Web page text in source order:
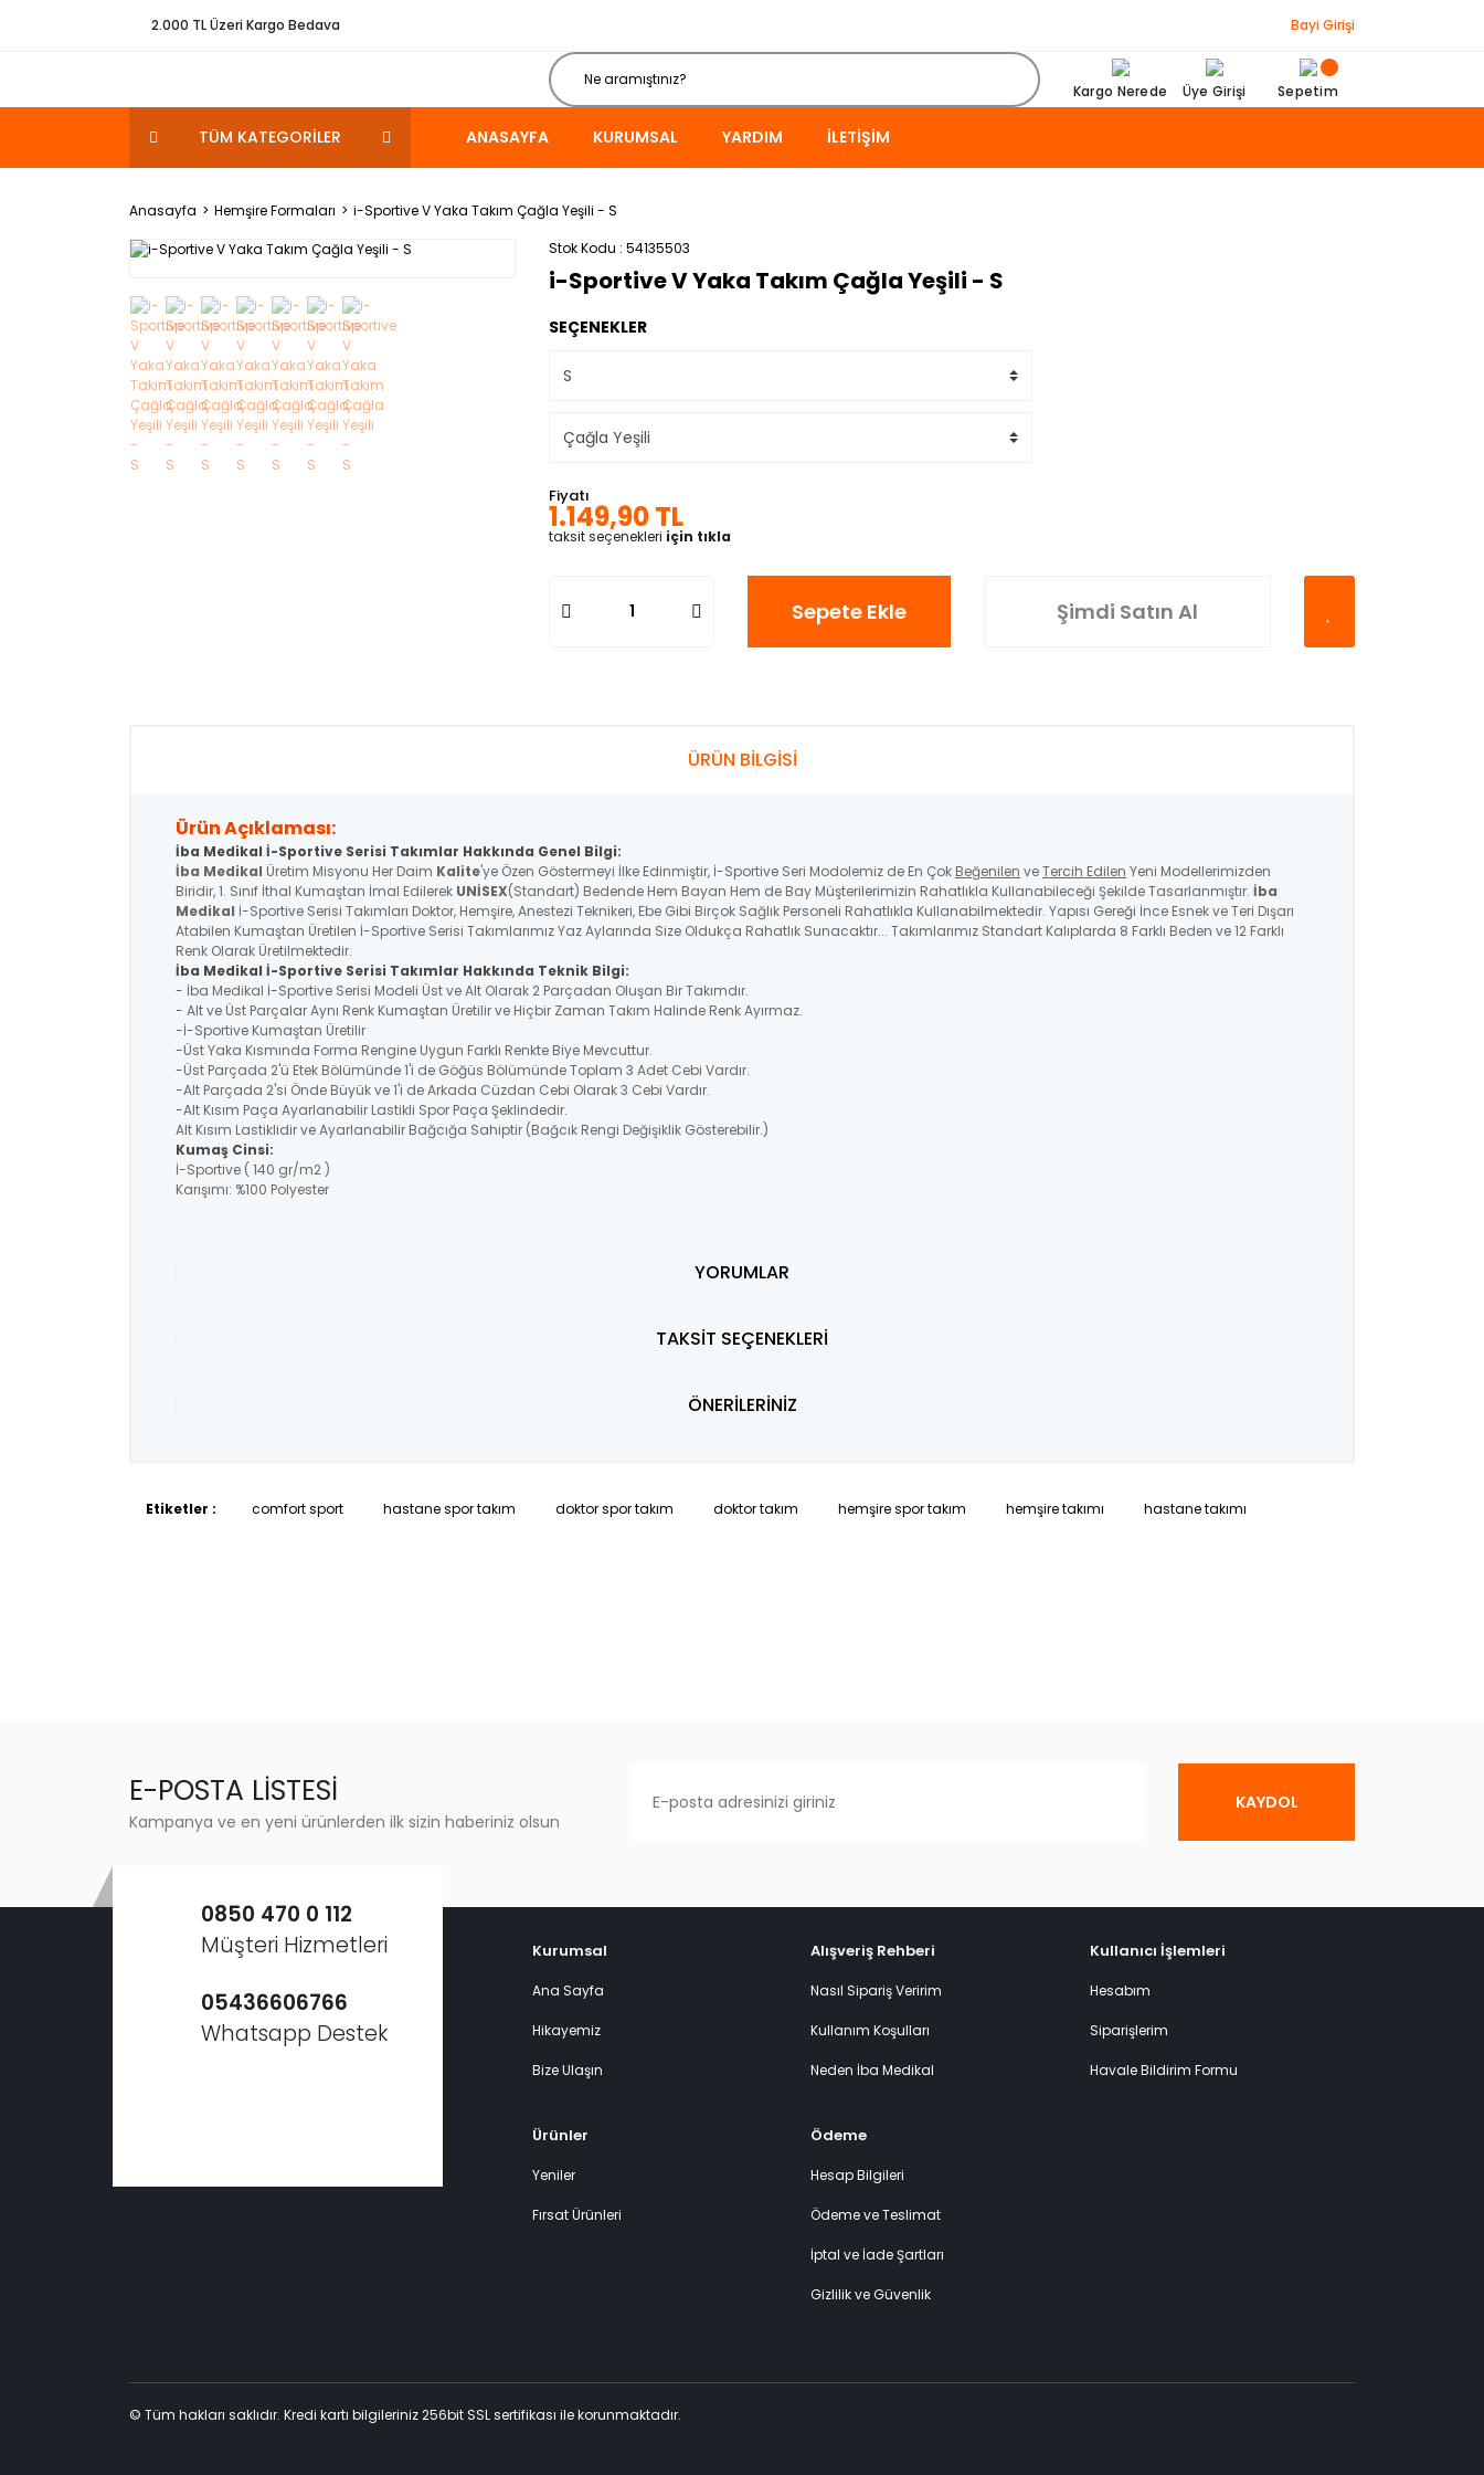
2.000 TL Üzeri Kargo Bedava Bayi Girişi
Kargo Nerede Üye Girişi Sepetim
TÜM KATEGORİLER ANASAYFA KURUMSAL YARDIM İLETIŞIM
Anasayfa Hemşire Formaları
i-Sportive V Yaka Takım Çağla Yeşili - S
Stok Kodu 54135503
i-Sportive V Yaka Takım Çağla Yeşili - S
SEÇENEKLER
Fiyatı
1.149,90 TL
taksit seçenekleri için tıkla
Sepete Ekle Şimdi Satın Al
ÜRÜN BİLGİSİ
Ürün Açıklaması:
İba Medikal İ-Sportive Serisi Takımlar Hakkında Genel Bilgi:
İba Medikal Üretim Misyonu Her Daim Kalite'ye Özen Göstermeyi İlke Edinmiştir, İ-Sportive Seri Modolemiz de En Çok Beğenilen veTercih Edilen Yeni Modellerimizden
Biridir, 1. Sınıf İthal Kumaştan İmal Edilerek UNİSEX(Standart) Bedende Hem Bayan Hem de Bay Müşterilerimizin Rahatlıkla Kullanabileceği Şekilde Tasarlanmıştır. İba
Medikal İ-Sportive Serisi Takımları Doktor, Hemşire, Anestezi Teknikeri, Ebe Gibi Birçok Sağlık Personeli Rahatlıkla Kullanabilmektedir. Yapısı Gereği İnce Esnek ve Teri Dışarı
Atabilen Kumaştan Üretilen İ-Sportive Serisi Takımlarımız Yaz Aylarında Size Oldukça Rahatlık Sunacaktır... Takımlarımız Standart Kalıplarda 8 Farklı Beden ve 12 Farklı
Renk Olarak Üretilmektedir.
İba Medikal İ-Sportive Serisi Takımlar Hakkında Teknik Bilgi:
- İba Medikal İ-Sportive Serisi Modeli Üst ve Alt Olarak 2 Parçadan Oluşan Bir Takımdır.
- Alt ve Üst Parçalar Aynı Renk Kumaştan Üretilir ve Hiçbir Zaman Takım Halinde Renk Ayırmaz.
-İ-Sportive Kumaştan Üretilir
-Üst Yaka Kısmında Forma Rengine Uygun Farklı Renkte Biye Mevcuttur.
-Üst Parçada 2'ü Etek Bölümünde 1'i de Göğüs Bölümünde Toplam 3 Adet Cebi Vardır.
-Alt Parçada 2'si Önde Büyük ve 1'i de Arkada Cüzdan Cebi Olarak 3 Cebi Vardır.
-Alt Kısım Paça Ayarlanabilir Lastikli Spor Paça Şeklindedir.
Alt Kısım Lastiklidir ve Ayarlanabilir Bağcığa Sahiptir (Bağcık Rengi Değişiklik Gösterebilir.)
Kumaş Cinsi:
İ-Sportive ( 140 gr/m2 )
Karışımı: %100 Polyester
YORUMLAR
TAKSİT SEÇENEKLERİ
ÖNERİLERİNİZ
Etiketler : comfort sport hastane spor takım doktor spor takım doktor takım hemşire spor takım hemşire takımı hastane takımı
E-POSTA LİSTESİ
Kampanya ve en yeni ürünlerden ilk sizin haberiniz olsun
KAYDOL
0850 470 0 112
Müşteri Hizmetleri
05436606766
Whatsapp Destek
Kurumsal
Ana Sayfa
Hikayemiz
Bize Ulaşın
Alışveriş Rehberi
Nasıl Sipariş Veririm
Kullanım Koşulları
Neden İba Medikal
Ürünler
Yeniler
Fırsat Ürünleri
Ödeme
Hesap Bilgileri
Ödeme ve Teslimat
İptal ve İade Şartları
Gizlilik ve Güvenlik
Kullanıcı İşlemleri
Hesabım
Siparişlerim
Havale Bildirim Formu
© Tüm hakları saklıdır. Kredi kartı bilgileriniz 256bit SSL sertifikası ile korunmaktadır.